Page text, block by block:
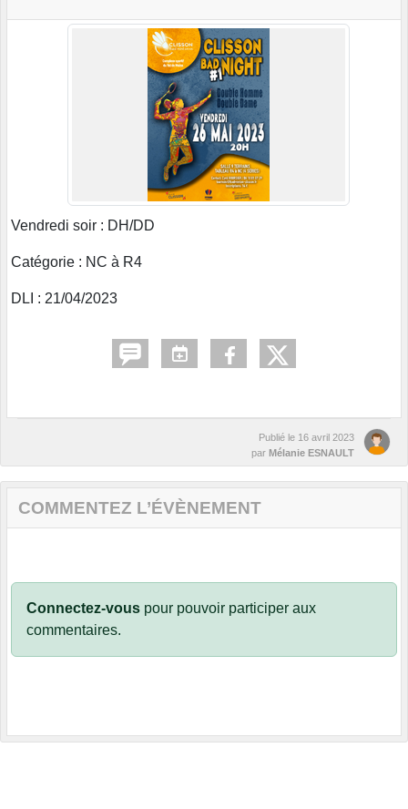
Vendredi soir : DH/DD
Catégorie : NC à R4
DLI : 21/04/2023
Publié le 16 avril 2023
par Mélanie ESNAULT
COMMENTEZ L’ÉVÈNEMENT
Connectez-vous pour pouvoir participer aux
commentaires.